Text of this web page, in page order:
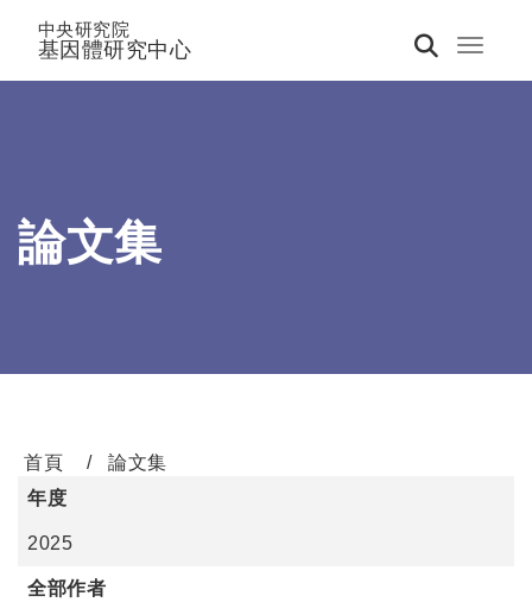
Toggle
中央研究院
基因體研究中心
論文集
首頁
論文集
年度
2025
全部作者